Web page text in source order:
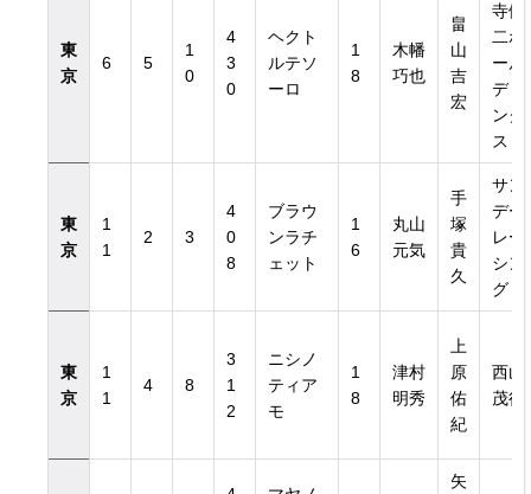
東
京
6 5
1
0
4
3
0
ヘクト
ルテソ
ーロ
1
8
木幡
巧也
畠
山
吉
宏
寺健
二ホ
ール
ディ
ング
ス
東
京
1
1
2 3
4
0
8
ブラウ
ンラチ
ェット
1
6
丸山
元気
手
塚
貴
久
サン
デー
レー
シン
グ
東
京
1
1
4 8
3
1
2
ニシノ
ティア
モ
1
8
津村
明秀
上
原
佑
紀
西山
茂行
矢